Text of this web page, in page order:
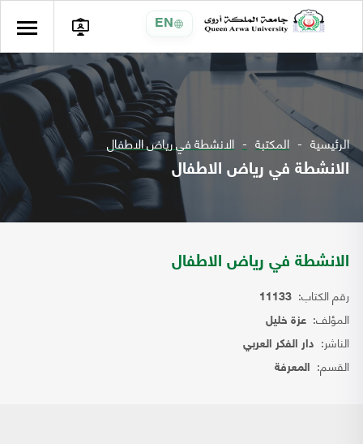
EN
الرئيسية المكتبة الانشطة في رياض الاطفال
الانشطة في رياض الاطفال
الانشطة في رياض الاطفال
رقم الكتاب: 11133
المؤلف: عزة خليل
الناشر: دار الفكر العربي
القسم: المعرفة